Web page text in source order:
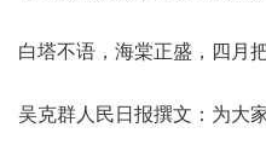
白塔不语，海棠正盛，四月
吴克群人民日报撰文：为大